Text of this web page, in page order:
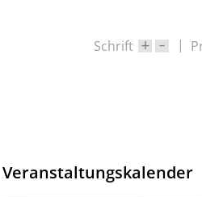
Schrift
Veranstaltungskalender